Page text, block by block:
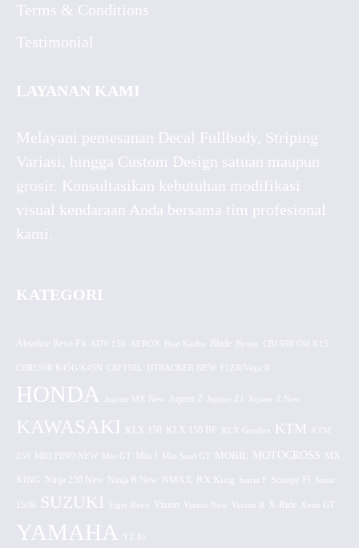
Terms & Conditions
Testimonial
LAYANAN KAMI
Melayani pemesanan Decal Fullbody, Striping
Variasi, hingga Custom Design satuan maupun
grosir. Konsultasikan kebutuhan modifikasi
visual kendaraan Anda bersama tim profesional
kami.
KATEGORI
Absolute Revo Fit ADV 150 AEROX CB150R Old K15
CBR150R K45G/K45N CRF150L DTRACKER NEW F1ZR/Vega R
HONDA Jupiter MX New Jupiter Z Jupiter Z1 Jupiter Z New
KAWASAKI KLX 150 KLX 150 BF KLX Gordon KTM KTM
250 MIO FINO NEW Mio GT Mio J Mio Soul GT MOBIL MOTOCROSS MX
KING Ninja 250 New Ninja R New NMAX RX King Satria F Scoopy FI Sonic
150R SUZUKI Tiger Revo Vixion Vixion New Vixion R X-Ride Xeon GT
YAMAHA YZ 85